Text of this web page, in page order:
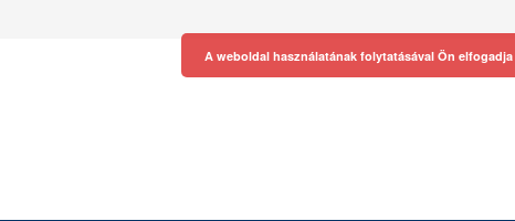
A weboldal használatának folytatásával Ön